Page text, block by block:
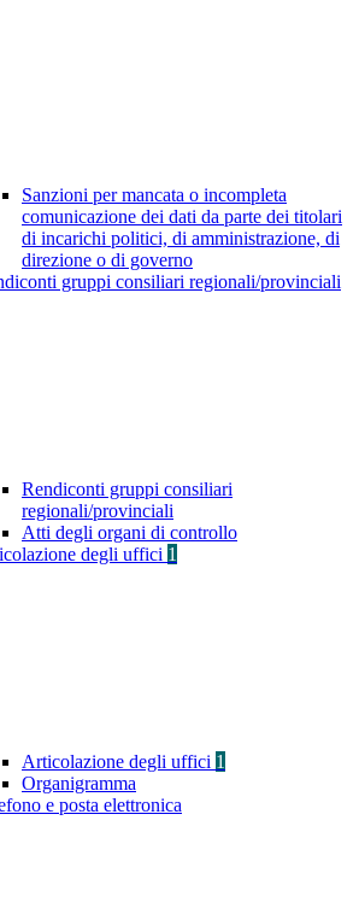
Sanzioni per mancata o incompleta
comunicazione dei dati da parte dei titolari
di incarichi politici, di amministrazione, di
direzione o di governo
gruppi consiliari regionali/provinciali
Rendiconti gruppi consiliari
regionali/provinciali
Atti degli organi di controllo
degli uffici 1
Articolazione degli uffici 1
Organigramma
e posta elettronica